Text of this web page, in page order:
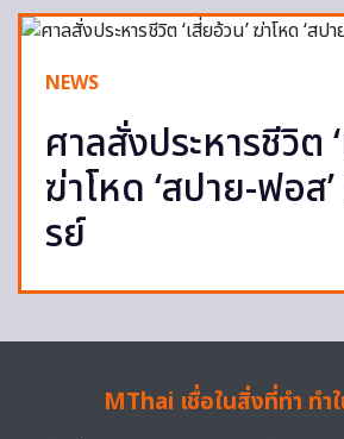
NEWS
ศาลสั่งประหารชีวิต
ฆ่าโหด ‘สปาย-ฟอส
รย์
MThai เชื่อในสิ่งที่ทำ ทำ